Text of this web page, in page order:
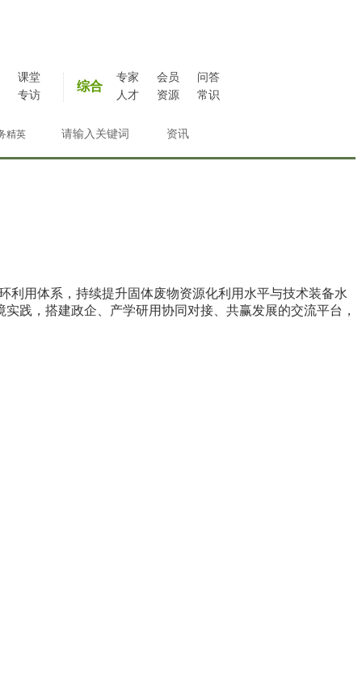
课堂
专访
综合
专家 会员
问答
人才
资源 常识
精英
利用体系，持续提升固体废物资源化利用水平与技术装备水
践，搭建政企、产学研用协同对接、共赢发展的交流平台，